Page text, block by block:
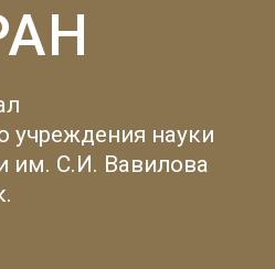
учреждения науки
им. С.И. Вавилова